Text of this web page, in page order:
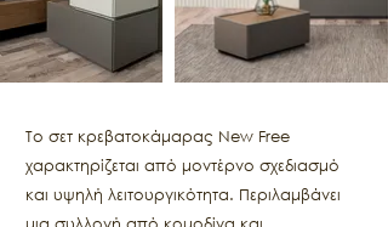
Το σετ κρεβατοκάμαρας New Free
χαρακτηρίζεται από μοντέρνο σχεδιασμό
και υψηλή λειτουργικότητα. Περιλαμβάνει